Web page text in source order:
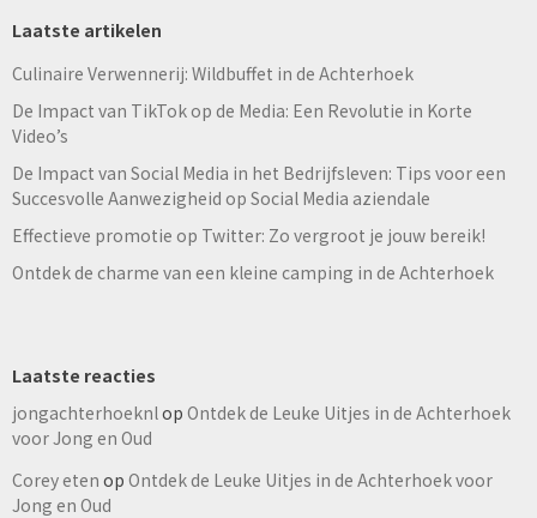
Laatste artikelen
Culinaire Verwennerij: Wildbuffet in de Achterhoek
De Impact van TikTok op de Media: Een Revolutie in Korte
Video’s
De Impact van Social Media in het Bedrijfsleven: Tips voor een
Succesvolle Aanwezigheid op Social Media aziendale
Effectieve promotie op Twitter: Zo vergroot je jouw bereik!
Ontdek de charme van een kleine camping in de Achterhoek
Laatste reacties
jongachterhoeknl op Ontdek de Leuke Uitjes in de Achterhoek
voor Jong en Oud
Corey eten op Ontdek de Leuke Uitjes in de Achterhoek voor
Jong en Oud